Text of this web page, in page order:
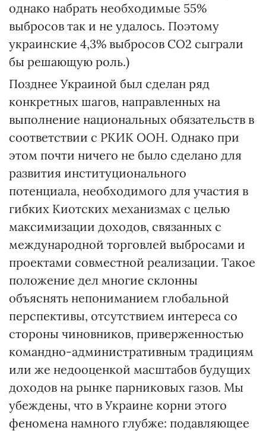
однако набрать необходимые 55%
выбросов так и не удалось. Поэтому
украинские 4,3% выбросов СО2 сыграли
бы решающую роль.)
Позднее Украиной был сделан ряд
конкретных шагов, направленных на
выполнение национальных обязательств в
соответствии с РКИК ООН. Однако при
этом почти ничего не было сделано для
развития институционального
потенциала, необходимого для участия в
гибких Киотских механизмах с целью
максимизации доходов, связанных с
международной торговлей выбросами и
проектами совместной реализации. Такое
положение дел многие склонны
объяснять непониманием глобальной
перспективы, отсутствием интереса со
стороны чиновников, приверженностью
командно-административным традициям
или же недооценкой масштабов будущих
доходов на рынке парниковых газов. Мы
убеждены, что в Украине корни этого
феномена намного глубже: подавляющее